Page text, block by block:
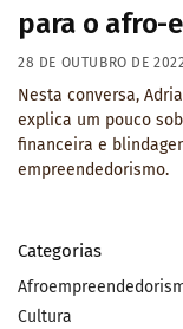
para o afro-
28 DE OUTUBRO DE
Nesta conversa,
explica um pouco
financeira e
empreendedorismo.
Categorias
Cultura